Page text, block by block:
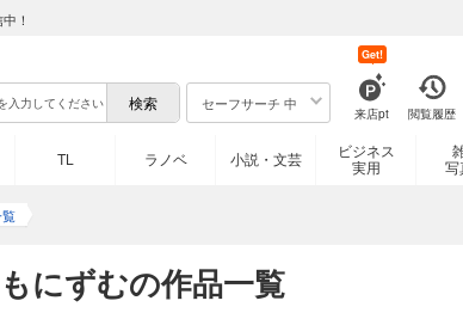
！
セーフサーチ 中
来店pt
Get!
閲覧履歴
TL ラノベ 小説・文芸
ビジネス
実用
写
にずむの作品一覧